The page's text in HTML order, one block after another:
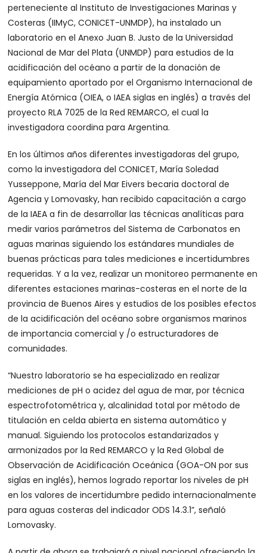
perteneciente al Instituto de Investigaciones Marinas y
Costeras (IIMyC, CONICET-UNMDP), ha instalado un
laboratorio en el Anexo Juan B. Justo de la Universidad
Nacional de Mar del Plata (UNMDP) para estudios de la
acidificación del océano a partir de la donación de
equipamiento aportado por el Organismo Internacional de
Energía Atómica (OIEA, o IAEA siglas en inglés) a través del
proyecto RLA 7025 de la Red REMARCO, el cual la
investigadora coordina para Argentina.
En los últimos años diferentes investigadoras del grupo,
como la investigadora del CONICET, María Soledad
Yusseppone, María del Mar Eivers becaria doctoral de
Agencia y Lomovasky, han recibido capacitación a cargo
de la IAEA a fin de desarrollar las técnicas analíticas para
medir varios parámetros del Sistema de Carbonatos en
aguas marinas siguiendo los estándares mundiales de
buenas prácticas para tales mediciones e incertidumbres
requeridas. Y a la vez, realizar un monitoreo permanente en
diferentes estaciones marinas-costeras en el norte de la
provincia de Buenos Aires y estudios de los posibles efectos
de la acidificación del océano sobre organismos marinos
de importancia comercial y /o estructuradores de
comunidades.
“Nuestro laboratorio se ha especializado en realizar
mediciones de pH o acidez del agua de mar, por técnica
espectrofotométrica y, alcalinidad total por método de
titulación en celda abierta en sistema automático y
manual. Siguiendo los protocolos estandarizados y
armonizados por la Red REMARCO y la Red Global de
Observación de Acidificación Oceánica (GOA-ON por sus
siglas en inglés), hemos logrado reportar los niveles de pH
en los valores de incertidumbre pedido internacionalmente
para aguas costeras del indicador ODS 14.3.1”, señaló
Lomovasky.